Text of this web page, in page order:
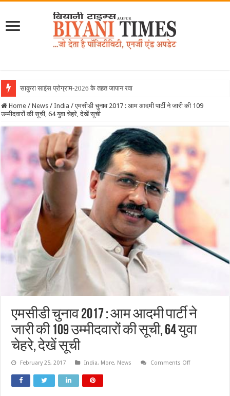
साकुरा साइंस प्रोग्राम-2026 के तहत जापान रवाना हुई बियानी ग
Home / News / India / एमसीडी चुनाव 2017 : आम आदमी पार्टी ने जारी की 109
उम्मीदवारों की सूची, 64 युवा चेहरे, देखें सूची
एमसीडी चुनाव 2017 : आम आदमी पार्टी ने
जारी की 109 उम्मीदवारों की सूची, 64 युवा
चेहरे, देखें सूची
February 25, 2017 India, More, News Comments Offon